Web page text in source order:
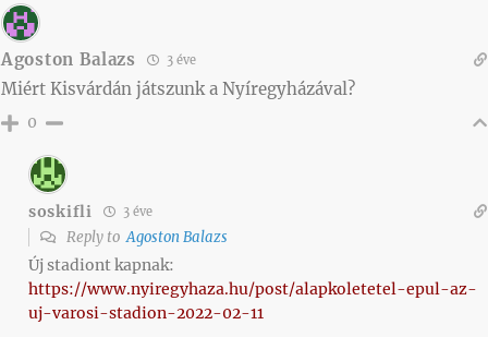
Agoston Balazs 3 éve
Miért Kisvárdán játszunk a Nyíregyházával?
0
soskifli 3 éve
Reply toAgoston Balazs
Új stadiont kapnak:
https://www.nyiregyhaza.hu/post/alapkoletetel-epul-az-
uj-varosi-stadion-2022-02-11